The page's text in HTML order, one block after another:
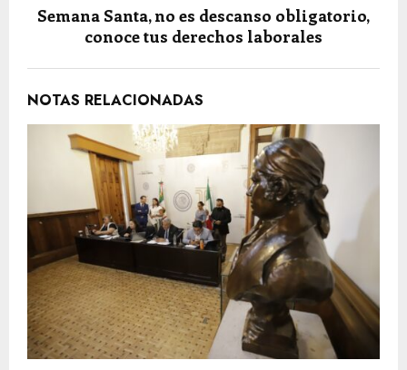
Semana Santa, no es descanso obligatorio,
conoce tus derechos laborales
NOTAS RELACIONADAS